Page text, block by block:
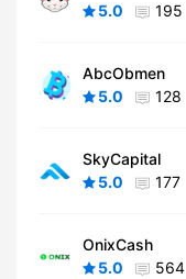
5.0
195
AbcObmen
5.0
128
SkyCapital
5.0
177
OnixCash
5.0
564